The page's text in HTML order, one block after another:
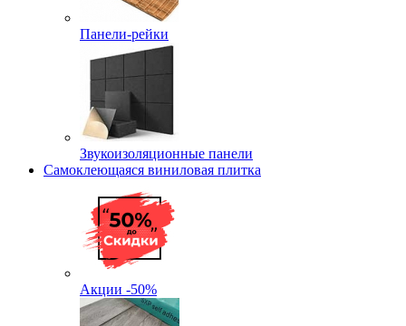
Панели-рейки
Звукоизоляционные панели
Самоклеющаяся виниловая плитка
Акции -50%